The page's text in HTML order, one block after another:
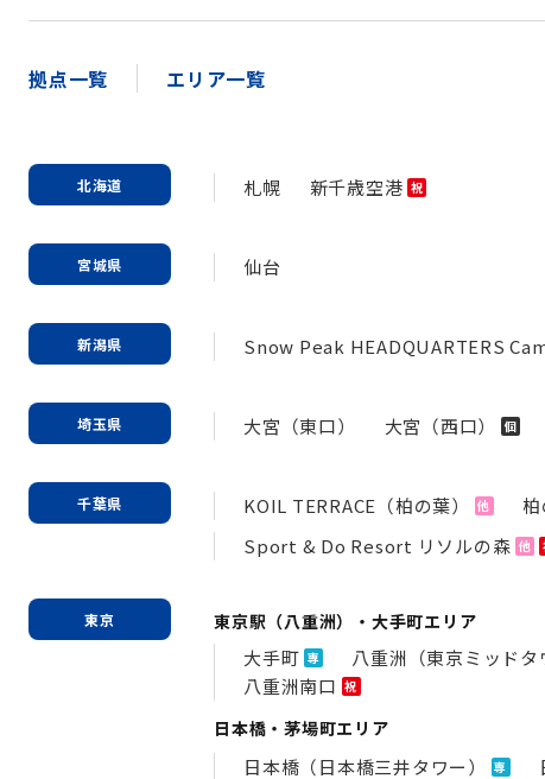
拠点一覧 エリア一覧
北海道 札幌 新千歳空港 祝
宮城県 仙台
新潟県 Snow Peak HEADQUARTERS
埼玉県 大宮（東口） 大宮（西口） 個
千葉県 KOIL TERRACE（柏の葉） 他 柏
Sport & Do Resort リソルの森 他
東京 東京駅（八重洲）・大手町エリア
大手町 専 八重洲（東京ミッドタ
八重洲南口 祝
日本橋・茅場町エリア
日本橋（日本橋三井タワー） 専